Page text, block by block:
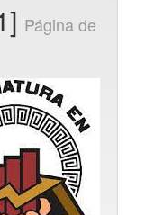
Página de